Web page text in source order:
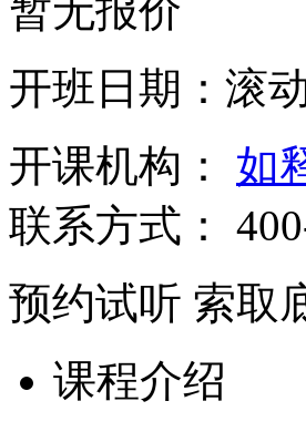
暂无报价
开班日期：滚
开课机构：
如
联系方式：
预约试听 索取
课程介绍